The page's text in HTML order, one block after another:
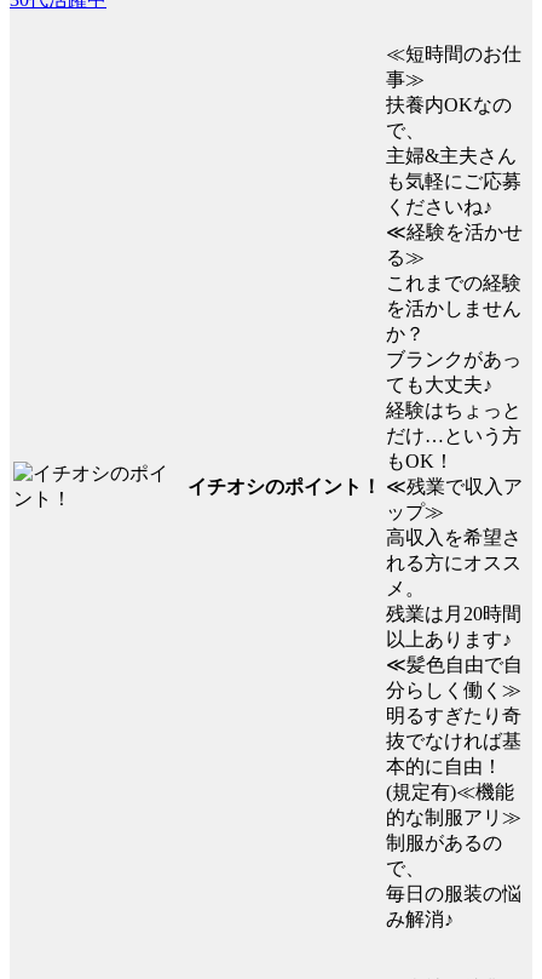
イチオシのポイント！
≪短時間のお仕
事≫
扶養内OKなの
で、
主婦&主夫さん
も気軽にご応募
くださいね♪
≪経験を活かせ
る≫
これまでの経験
を活かしません
か？
ブランクがあっ
ても大丈夫♪
経験はちょっと
だけ…という方
もOK！
≪残業で収入ア
ップ≫
高収入を希望さ
れる方にオスス
メ。
残業は月20時間
以上あります♪
≪髪色自由で自
分らしく働く≫
明るすぎたり奇
抜でなければ基
本的に自由！
(規定有)≪機能
的な制服アリ≫
制服があるの
で、
毎日の服装の悩
み解消♪